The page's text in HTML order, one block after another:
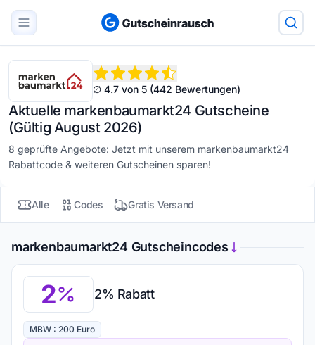
∅ 4.7 von 5 (442 Bewertungen)
Aktuelle markenbaumarkt24 Gutscheine
(Gültig August 2026)
8 geprüfte Angebote: Jetzt mit unserem markenbaumarkt24
Rabattcode & weiteren Gutscheinen sparen!
Alle Codes Gratis Versand
markenbaumarkt24 Gutscheincodes
2 2% Rabatt
MBW : 200 Euro